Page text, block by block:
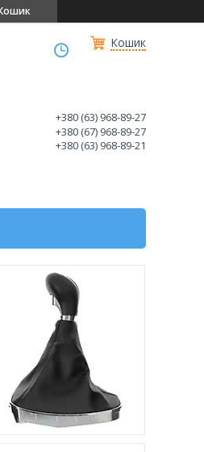
Кошик
+380 (63) 968-89-27
+380 (67) 968-89-27
+380 (63) 968-89-21